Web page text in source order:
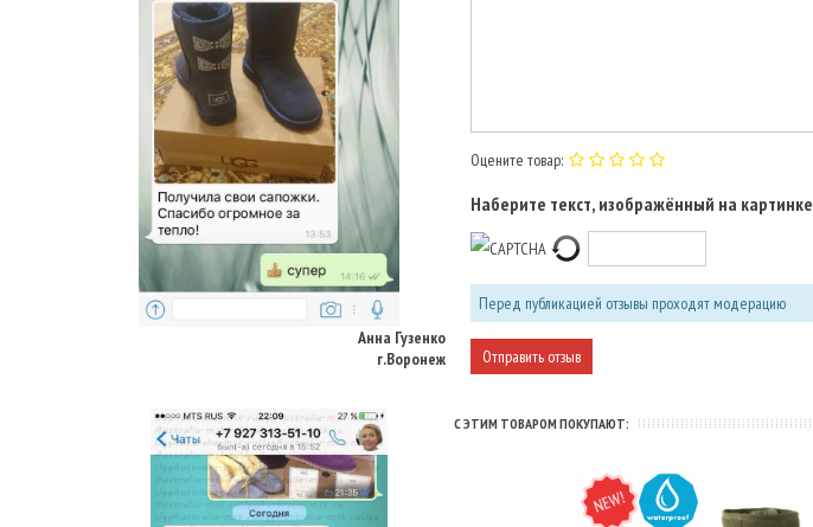
Анна Гузенко
г.Воронеж
Оцените товар:
Наберите текст, изображённый на картинке
Перед публикацией отзывы проходят модерацию
С ЭТИМ ТОВАРОМ ПОКУПАЮТ:
NEW WATER